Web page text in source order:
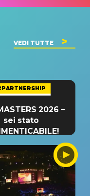
VEDI TUTTE
2026 –
sei stato